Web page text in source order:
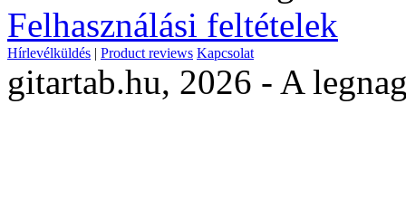
Felhasználási feltételek
Hírlevélküldés | Product reviews Kapcsolat
gitartab.hu, 2026 - A